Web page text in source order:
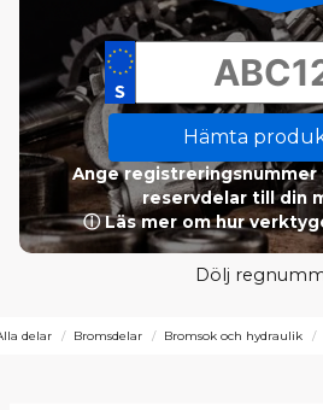
Hämta
Ange
reservdelar till din
ⓘ Läs mer om hur
Dölj
delar Bromsdelar Bromsok och hydraulik